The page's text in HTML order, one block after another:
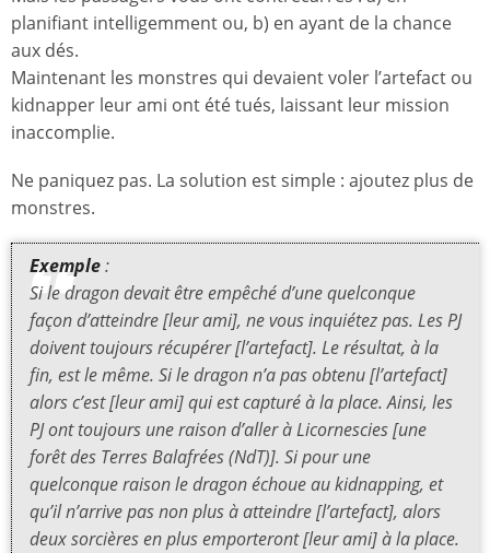
planifiant intelligemment ou, b) en ayant de la chance
aux dés.
Maintenant les monstres qui devaient voler l’artefact ou
kidnapper leur ami ont été tués, laissant leur mission
inaccomplie.
Ne paniquez pas. La solution est simple : ajoutez plus de
monstres.
Exemple:
Si le dragon devait être empêché d’une quelconque
façon d’atteindre [leur ami], ne vous inquiétez pas. Les PJ
doivent toujours récupérer [l’artefact]. Le résultat, à la
fin, est le même. Si le dragon n’a pas obtenu [l’artefact]
alors c’est [leur ami] qui est capturé à la place. Ainsi, les
PJ ont toujours une raison d’aller à Licornescies [une
forêt des Terres Balafrées (NdT)]. Si pour une
quelconque raison le dragon échoue au kidnapping, et
qu’il n’arrive pas non plus à atteindre [l’artefact], alors
deux sorcières en plus emporteront [leur ami] à la place.